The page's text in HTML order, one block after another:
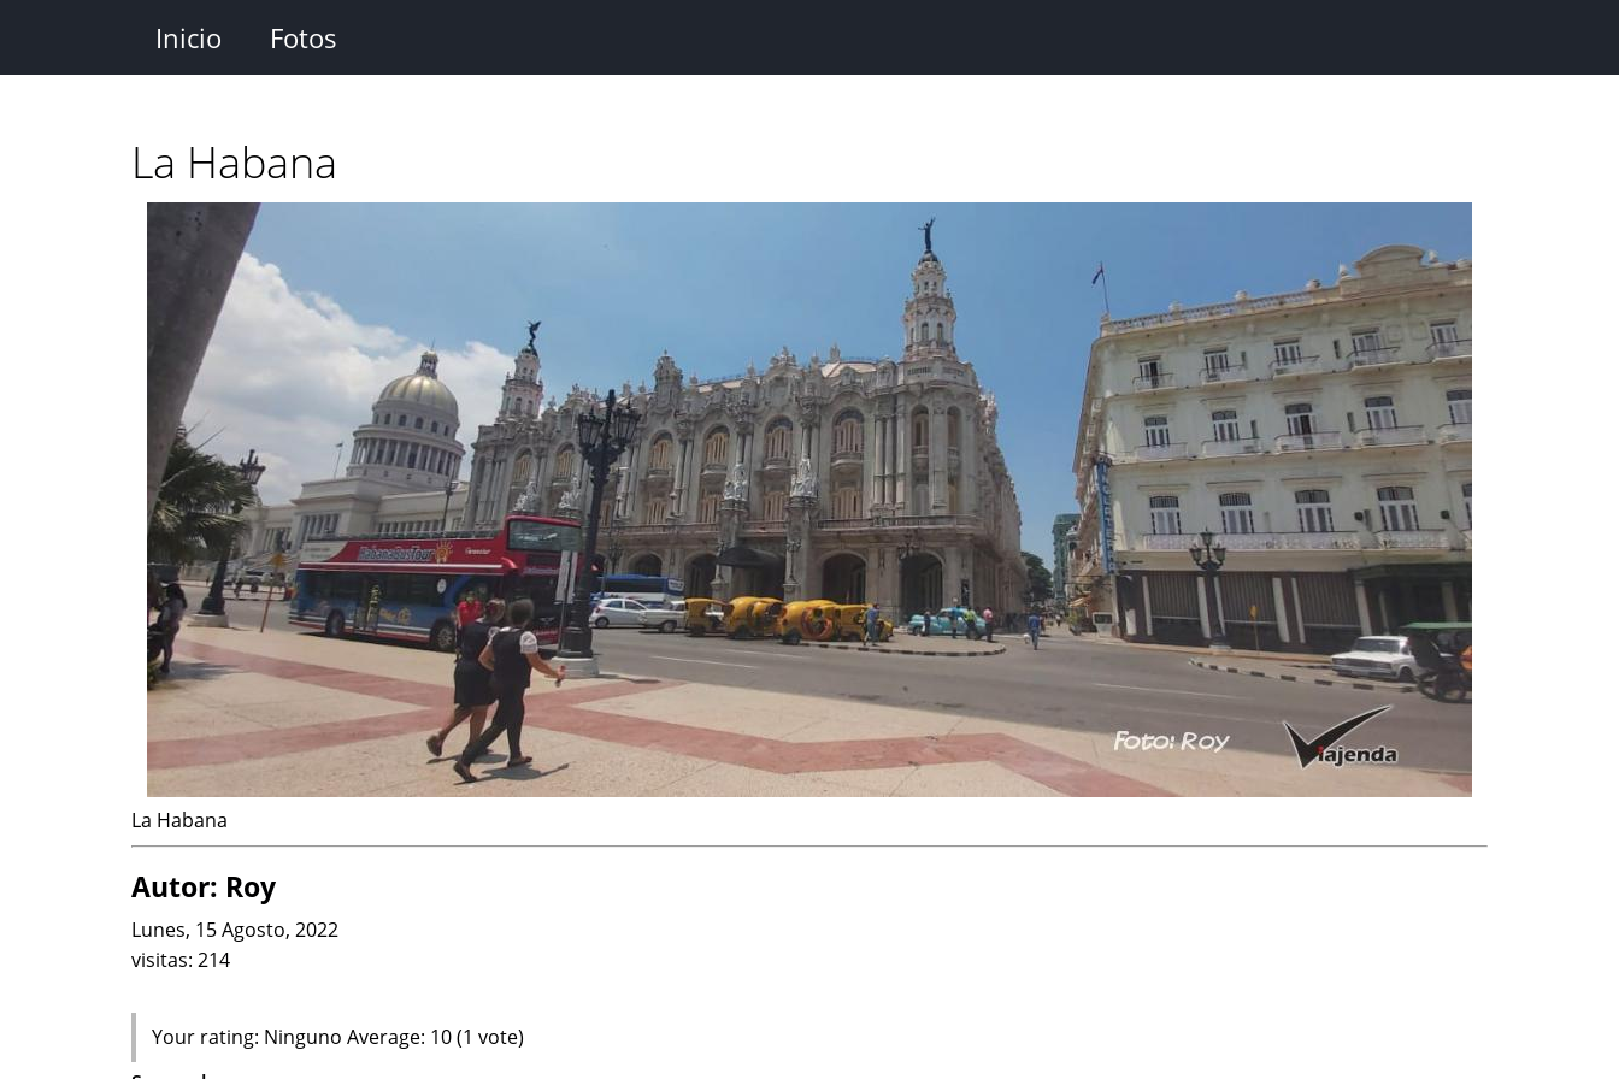
contenido
Inicio Fotos
La Habana
La Habana
Autor: Roy
Lunes, 15 Agosto, 2022
visitas: 214
Your rating: Ninguno Average: 10(1 vote)